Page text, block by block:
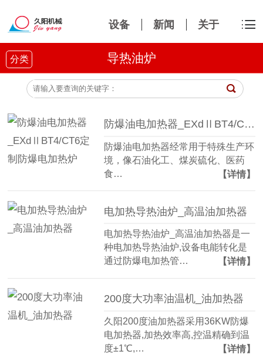
设备 新闻 关于
导热油炉
分类
防爆油电加热器_EXdⅡBT4/CT6定制防爆电加热炉
防爆油电加热器经常用于特殊生产环
境，像石油化工、煤炭硫化、医药
食…
【详情】
电加热导热油炉_高温油加热器
电加热导热油炉_高温油加热器是一
种电加热导热油炉,设备电能转化是
通过防爆电加热管…
【详情】
200度大功率油温机_油加热器
久阳200度油加热器采用36KW防爆
电加热器,加热效率高,控温精确到温
度±1℃,…
【详情】